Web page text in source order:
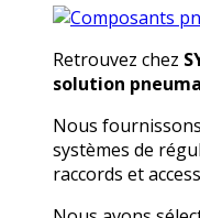
Retrouvez chez
solution
Nous
systèmes de
raccords et